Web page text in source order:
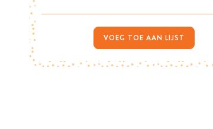
VOEG TOE AAN LIJST